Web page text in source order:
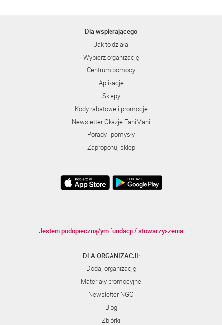
Dla wspierającego
Jak to działa
Wybierz organizację
Centrum pomocy
Aplikacje
Sklepy
Kody rabatowe i promocje
Newsletter Okazje FaniMani
Porady i pomysły
Zaproponuj sklep
Jestem podopieczną/ym fundacji / stowarzyszenia
DLA ORGANIZACJI:
Dodaj organizację
Materiały promocyjne
Newsletter NGO
Blog
Zbiórki